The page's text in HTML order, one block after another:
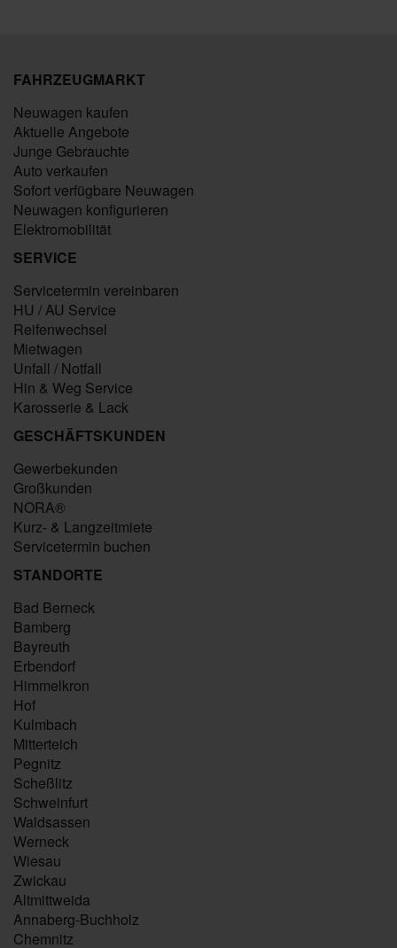
FAHRZEUGMARKT
Neuwagen kaufen
Aktuelle Angebote
Junge Gebrauchte
Auto verkaufen
Sofort verfügbare Neuwagen
Neuwagen konfigurieren
Elektromobilität
SERVICE
Servicetermin vereinbaren
HU / AU Service
Reifenwechsel
Mietwagen
Unfall / Notfall
Hin & Weg Service
Karosserie & Lack
GESCHÄFTSKUNDEN
Gewerbekunden
Großkunden
NORA®
Kurz- & Langzeitmiete
Servicetermin buchen
STANDORTE
Bad Berneck
Bamberg
Bayreuth
Erbendorf
Himmelkron
Hof
Kulmbach
Mitterteich
Pegnitz
Scheßlitz
Schweinfurt
Waldsassen
Werneck
Wiesau
Zwickau
Altmittweida
Annaberg-Buchholz
Chemnitz